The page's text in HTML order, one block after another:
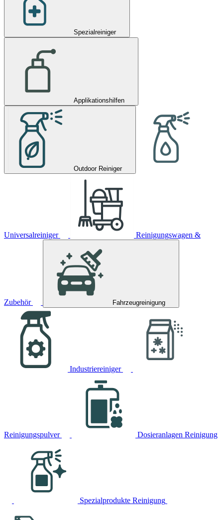
Spezialreiniger
Applikationshilfen
Outdoor Reiniger
Universalreiniger Reinigungswagen &
Zubehör Fahrzeugreinigung
Industriereiniger
Reinigungspulver Dosieranlagen Reinigung
Spezialprodukte Reinigung